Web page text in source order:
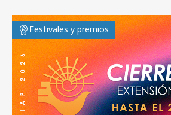
Festivales y premios